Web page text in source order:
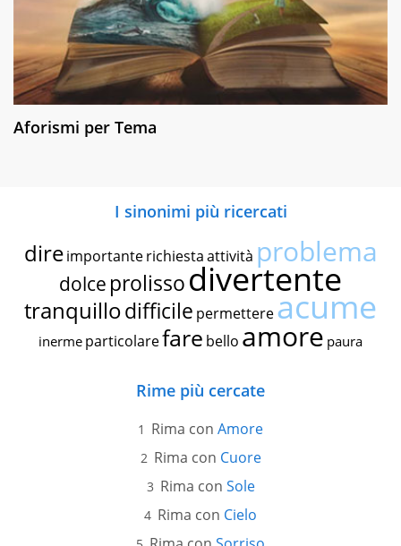
Aforismi per Tema
I sinonimi più ricercati
dire importante richiestaattività problema
dolce prolissodivertente
tranquillodifficile permettereacume
inerme particolarefare bello amore paura
Rime più cercate
Rima con Amore
Rima con Cuore
Rima con Sole
Rima con Cielo